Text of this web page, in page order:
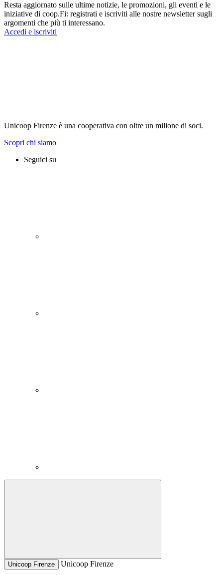
Resta aggiornato sulle ultime notizie, le promozioni, gli eventi e le
iniziative di coop.Fi: registrati e iscriviti alle nostre newsletter sugli
argomenti che più ti interessano.
Accedi e iscriviti
Unicoop Firenze è una cooperativa con oltre un milione di soci.
Scopri chi siamo
Seguici su
Unicoop Firenze Unicoop Firenze